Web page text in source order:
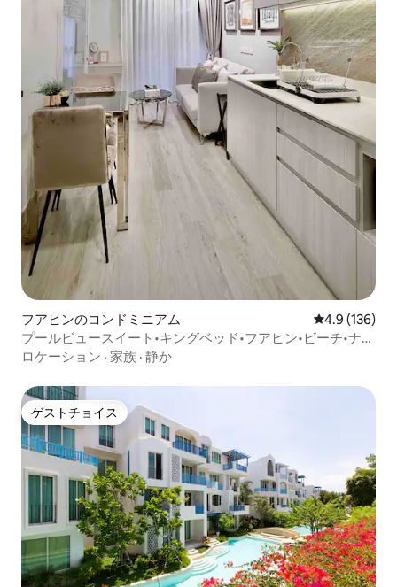
フアヒンのコンドミニアム レビュー136
4.9 (136)
プールビュースイート•キングベッド•フアヒン•ビーチ•ナイ
トマーケット•セブンイレブン
ロケーション · 家族 · 静か
ゲストチョイス
ゲストチョイス